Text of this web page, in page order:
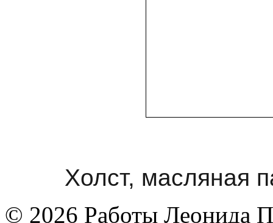
Холст, масляная
© 2026 Работы Леонида